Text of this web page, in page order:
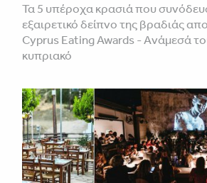
Τα 5 υπέροχα κρασιά που
εξαιρετικό δείπνο της βραδιάς
Cyprus Eating Awards - Aνάμεσά
κυπριακό